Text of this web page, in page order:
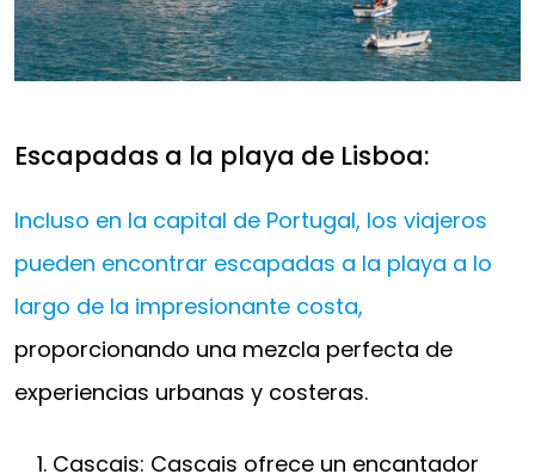
Escapadas a la playa de Lisboa:
Incluso en la capital de Portugal, los viajeros
pueden encontrar escapadas a la playa a lo
largo de la impresionante costa,
proporcionando una mezcla perfecta de
experiencias urbanas y costeras.
Cascais: Cascais ofrece un encantador